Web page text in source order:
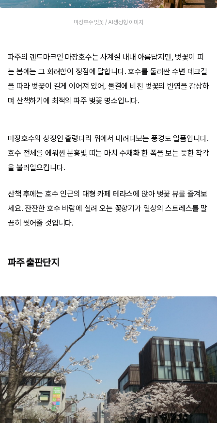
마장호수 벚꽃 / AI생성형 이미지
파주의 랜드마크인 마장호수는 사계절 내내 아름답지만, 벚꽃이 피
는 봄에는 그 화려함이 정점에 달합니다. 호수를 둘러싼 수변 데크길
을 따라 벚꽃이 길게 이어져 있어, 물결에 비친 벚꽃의 반영을 감상하
며 산책하기에 최적의 파주 벚꽃 명소입니다.
마장호수의 상징인 출렁다리 위에서 내려다보는 풍경도 일품입니다.
호수 전체를 에워싼 분홍빛 띠는 마치 수채화 한 폭을 보는 듯한 착각
을 불러일으킵니다.
산책 후에는 호수 인근의 대형 카페 테라스에 앉아 벚꽃 뷰를 즐겨보
세요. 잔잔한 호수 바람에 실려 오는 꽃향기가 일상의 스트레스를 말
끔히 씻어줄 것입니다.
파주 출판단지